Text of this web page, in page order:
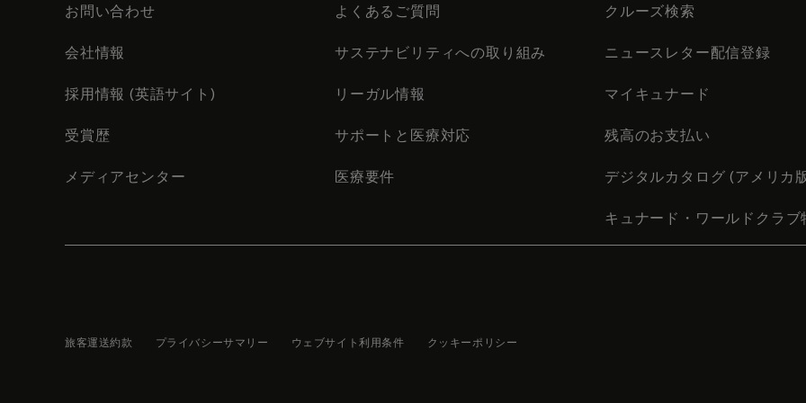
お問い合わせ
会社情報
採用情報 (英語サイト)
受賞歴
メディアセンター
よくあるご質問
サステナビリティへの取り組み
リーガル情報
サポートと医療対応
医療要件
クルーズ検索
ニュースレター配信登録
マイキュナード
残高のお支払い
デジタルカタログ (アメリカ
キュナード・ワールドクラブ
旅客運送約款 プライバシーサマリー ウェブサイト利用条件 クッキーポリシー